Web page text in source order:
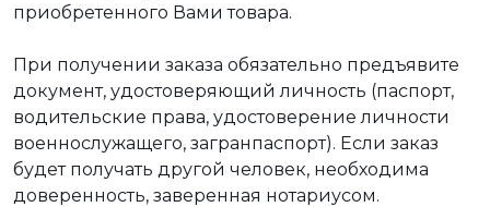
приобретенного Вами товара.
При получении заказа обязательно предъявите
документ, удостоверяющий личность (паспорт,
водительские права, удостоверение личности
военнослужащего, загранпаспорт). Если заказ
будет получать другой человек, необходима
доверенность, заверенная нотариусом.